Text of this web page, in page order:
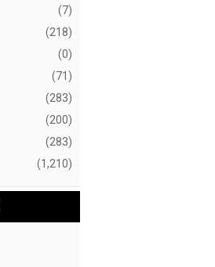
(7)
(218)
(0)
(71)
(283)
(200)
(283)
(1,210)